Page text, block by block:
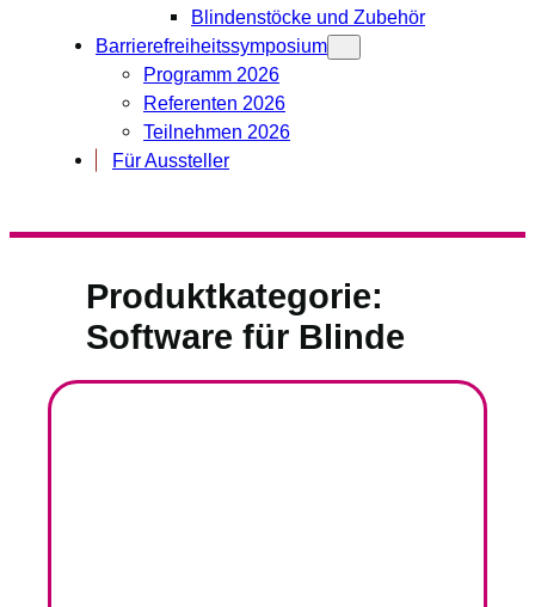
Blindenstöcke und Zubehör
Barrierefreiheitssymposium
Programm 2026
Referenten 2026
Teilnehmen 2026
Für Aussteller
Produktkategorie:
Software für Blinde